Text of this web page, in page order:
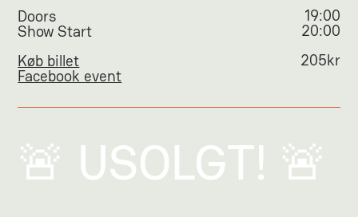
Doors
Show Start
Køb billet
Facebook event
19:00
20:00
205kr
🚨 USOLGT! 🚨